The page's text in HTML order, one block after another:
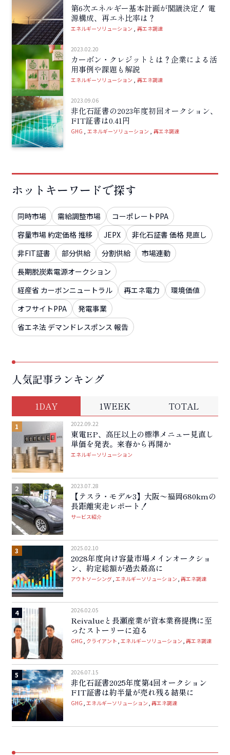
第6次エネルギー基本計画が閣議決定！ 電
源構成、再エネ比率は？
エネルギーソリューション 再エネ調達
2023.02.20
カーボン・クレジットとは？企業による活
用事例や課題も解説
エネルギーソリューション 再エネ調達
2023.09.06
非化石証書の2023年度初回オークション、
FIT証書は0.41円
GHG エネルギーソリューション 再エネ調達
ホットキーワードで探す
同時市場 需給調整市場
コーポレートPPA
容量市場 約定価格 推移
JEPX
非化石証書 価格 見直し
非FIT証書
部分供給 分割供給
市場連動
長期脱炭素電源オークション
経産省 カーボンニュートラル
再エネ電力
環境価値
オフサイトPPA
発電事業
省エネ法 デマンドレスポンス 報告
人気記事ランキング
1DAY 1WEEK TOTAL
2022.09.22
東電EP、高圧以上の標準メニュー見直し
単価を発表。来春から再開か
エネルギーソリューション
2023.07.28
【テスラ・モデル3】大阪〜福岡680kmの
長距離実走レポート！
サービス紹介
2025.02.10
2028年度向け容量市場メインオークショ
ン、約定総額が過去最高に
アウトソーシング エネルギーソリューション 再エネ調達
2026.02.05
Reivalueと長瀬産業が資本業務提携に至
ったストーリーに迫る
GHG クライアント エネルギーソリューション 再エネ調達
2026.07.15
非化石証書2025年度第4回オークション
FIT証書は約半量が売れ残る結果に
GHG エネルギーソリューション 再エネ調達